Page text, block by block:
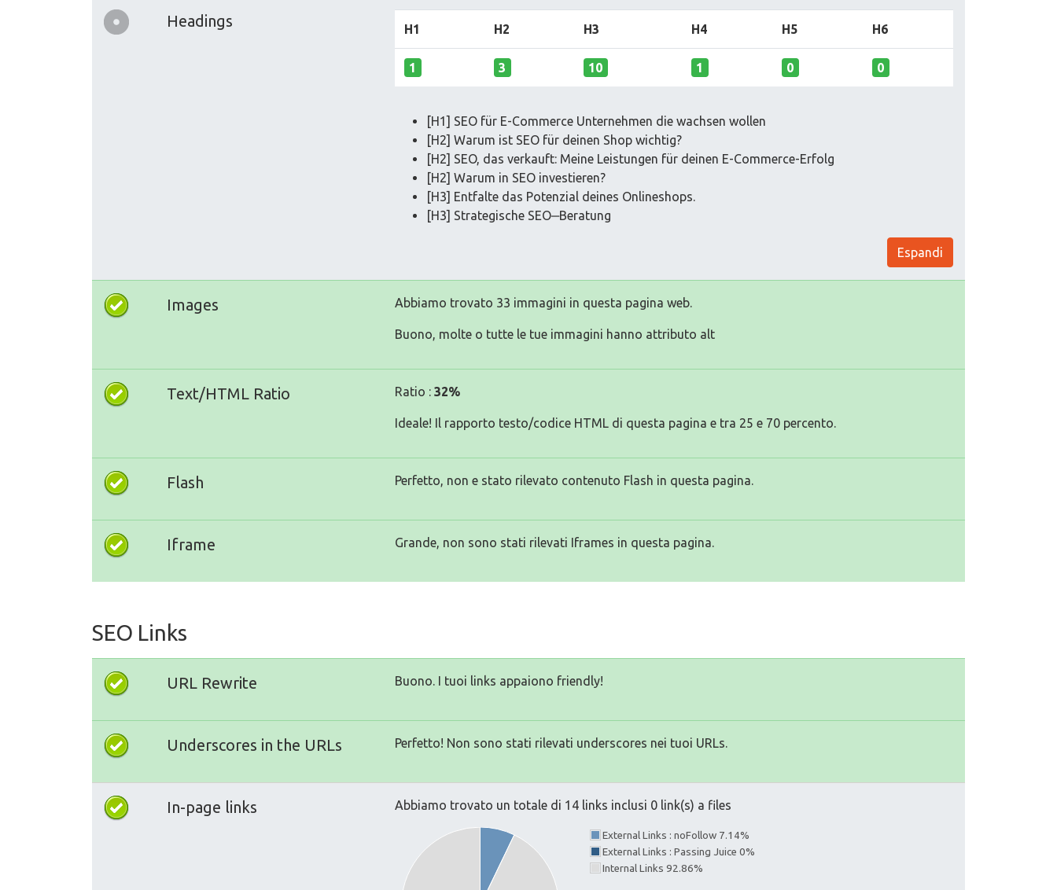
Headings H1 H2 H3 H4 H5 H6
1 3 10 1 0 0
[H1] SEO für E-Commerce Unternehmen die wachsen wollen
[H2] Warum ist SEO für deinen Shop wichtig?
[H2] SEO, das verkauft: Meine Leistungen für deinen E-Commerce-Erfolg
[H2] Warum in SEO investieren?
[H3] Entfalte das Potenzial deines Onlineshops.
[H3] Strategische SEO‒Beratung
Espandi
Images Abbiamo trovato 33 immagini in questa pagina web.
Buono, molte o tutte le tue immagini hanno attributo alt
Text/HTML Ratio Ratio : 32%
Ideale! Il rapporto testo/codice HTML di questa pagina e tra 25 e 70 percento.
Flash Perfetto, non e stato rilevato contenuto Flash in questa pagina.
Iframe Grande, non sono stati rilevati Iframes in questa pagina.
SEO Links
URL Rewrite Buono. I tuoi links appaiono friendly!
Underscores in the URLs Perfetto! Non sono stati rilevati underscores nei tuoi URLs.
In-page links Abbiamo trovato un totale di 14 links inclusi 0 link(s) a files
External Links : noFollow 7.14%
External Links : Passing Juice 0%
Internal Links 92.86%